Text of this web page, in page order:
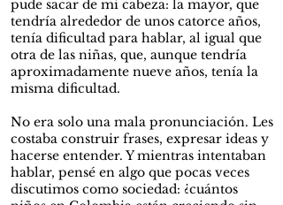
pude sacar de mi cabeza: la mayor, que
tendría alrededor de unos catorce años,
tenía dificultad para hablar, al igual que
otra de las niñas, que, aunque tendría
aproximadamente nueve años, tenía la
misma dificultad.
No era solo una mala pronunciación. Les
costaba construir frases, expresar ideas y
hacerse entender. Y mientras intentaban
hablar, pensé en algo que pocas veces
discutimos como sociedad: ¿cuántos